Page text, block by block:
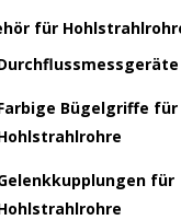
für
Bügelgriffe für
für